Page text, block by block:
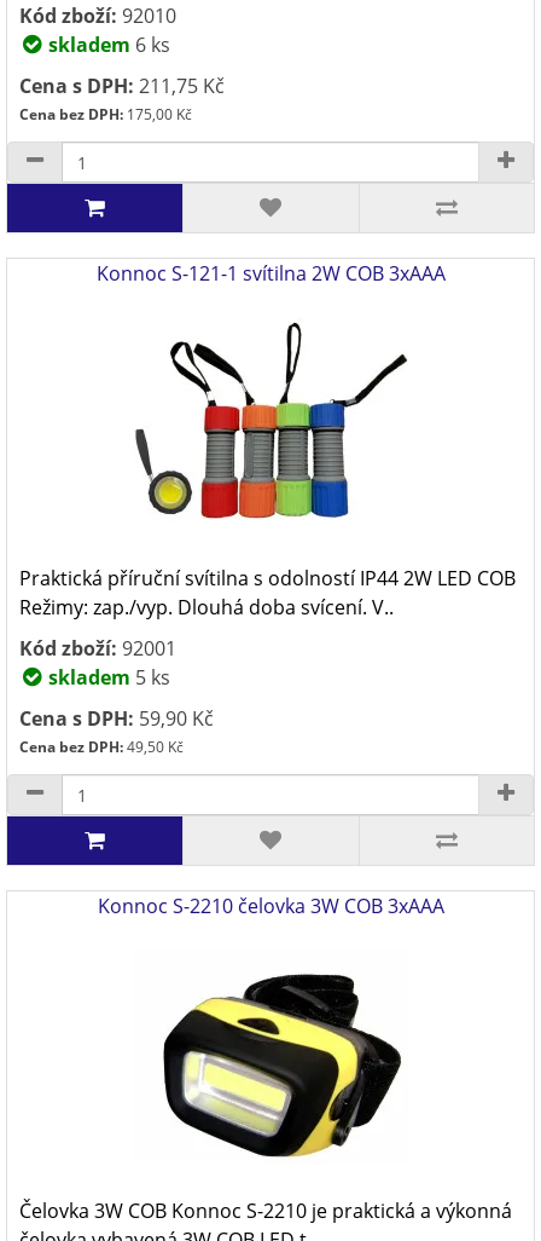
Kód zboží: 92010
skladem 6 ks
Cena s DPH: 211,75 Kč
Cena bez DPH: 175,00 Kč
Konnoc S-121-1 svítilna 2W COB 3xAAA
Praktická příruční svítilna s odolností IP44 2W LED COB
Režimy: zap./vyp. Dlouhá doba svícení. V..
Kód zboží: 92001
skladem 5 ks
Cena s DPH: 59,90 Kč
Cena bez DPH:49,50 Kč
Konnoc S-2210 čelovka 3W COB 3xAAA
Čelovka 3W COB Konnoc S-2210 je praktická a výkonná